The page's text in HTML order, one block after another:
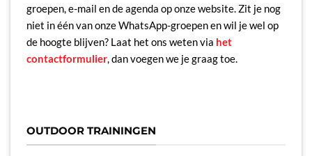
groepen, e-mail en de agenda op onze website. Zit je nog
niet in één van onze WhatsApp-groepen en wil je wel op
de hoogte blijven? Laat het ons weten via het
contactformulier, dan voegen we je graag toe.
OUTDOOR TRAININGEN